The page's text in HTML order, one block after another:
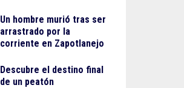
Un hombre murió tras ser
arrastrado por la
corriente en Zapotlanejo
Descubre el destino final
de un peatón